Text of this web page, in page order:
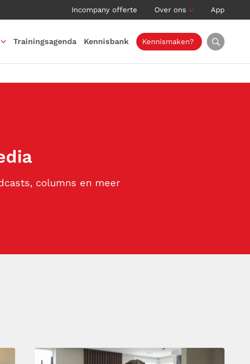
Incompany offerte Over ons App
Trainingsagenda Kennisbank Kennismaken?
columns en meer